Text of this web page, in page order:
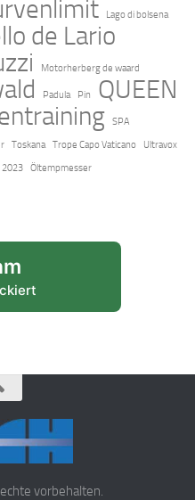
Lago di bolsena
de Lario
Motorherberg de waard
Padula Pin QUEEN
SPA
Toskana Trope Capo Vaticano
Ultravox
2023 Öltempmesser
vorbehalten.